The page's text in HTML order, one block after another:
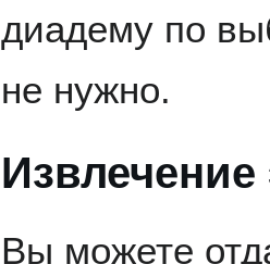
диадему по
не нужно.
Вы можете